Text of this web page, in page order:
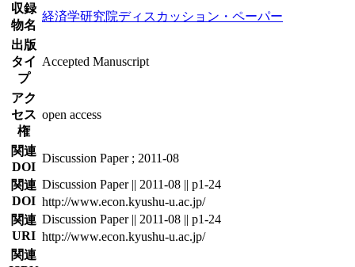
収録
物名
経済学研究院ディスカッション・ペーパー
出版
タイ
プ
Accepted Manuscript
アク
セス
権
open access
関連
DOI
Discussion Paper ; 2011-08
関連
DOI
Discussion Paper || 2011-08 || p1-24
http://www.econ.kyushu-u.ac.jp/
関連
URI
Discussion Paper || 2011-08 || p1-24
http://www.econ.kyushu-u.ac.jp/
関連